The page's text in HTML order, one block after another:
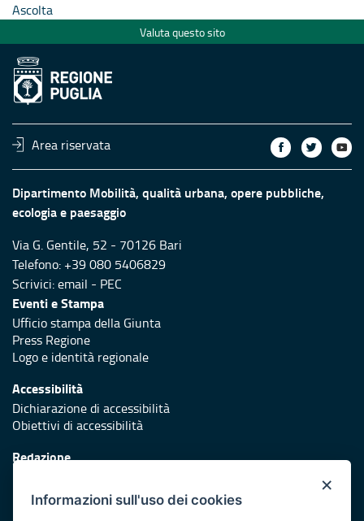
Ascolta
Valuta questo sito
Area riservata
Dipartimento Mobilità, qualità urbana, opere pubbliche,
ecologia e paesaggio
Via G. Gentile, 52 - 70126 Bari
Telefono: +39 080 5406829
Scrivici:email - PEC
Eventi e Stampa
Ufficio stampa della Giunta
Press Regione
Logo e identità regionale
Accessibilità
Dichiarazione di accessibilità
Obiettivi di accessibilità
Redazione
Protezione civile
×
Informazioni sull'uso dei cookies